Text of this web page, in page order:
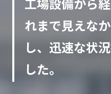
れまで見えな
し、迅速な状
した。